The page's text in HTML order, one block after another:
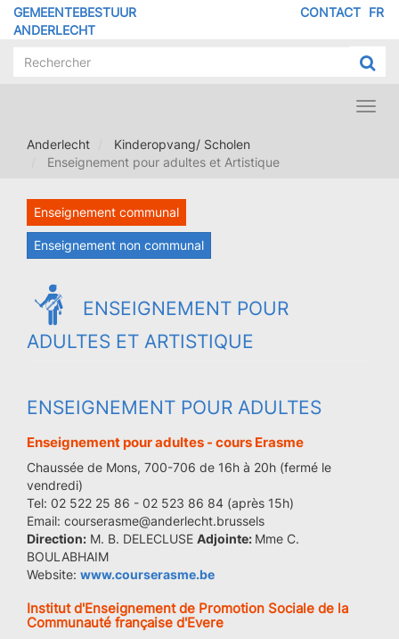
Overslaan
GEMEENTEBESTUUR
ANDERLECHT
FR
CONTACT
Anderlecht
Kinderopvang/ Scholen
Enseignement pour adultes et Artistique
Enseignement communal
Enseignement non communal
ENSEIGNEMENT POUR
ADULTES ET ARTISTIQUE
ENSEIGNEMENT POUR ADULTES
Enseignement pour adultes - cours Erasme
Chaussée de Mons, 700-706 de 16h à 20h (fermé le
vendredi)
Tel: 02 522 25 86 - 02 523 86 84 (après 15h)
Email: courserasme@anderlecht.brussels
Direction: M. B. DELECLUSE Adjointe: Mme C.
BOULABHAIM
Website: www.courserasme.be
Institut d'Enseignement de Promotion Sociale de la
Communauté française d'Evere